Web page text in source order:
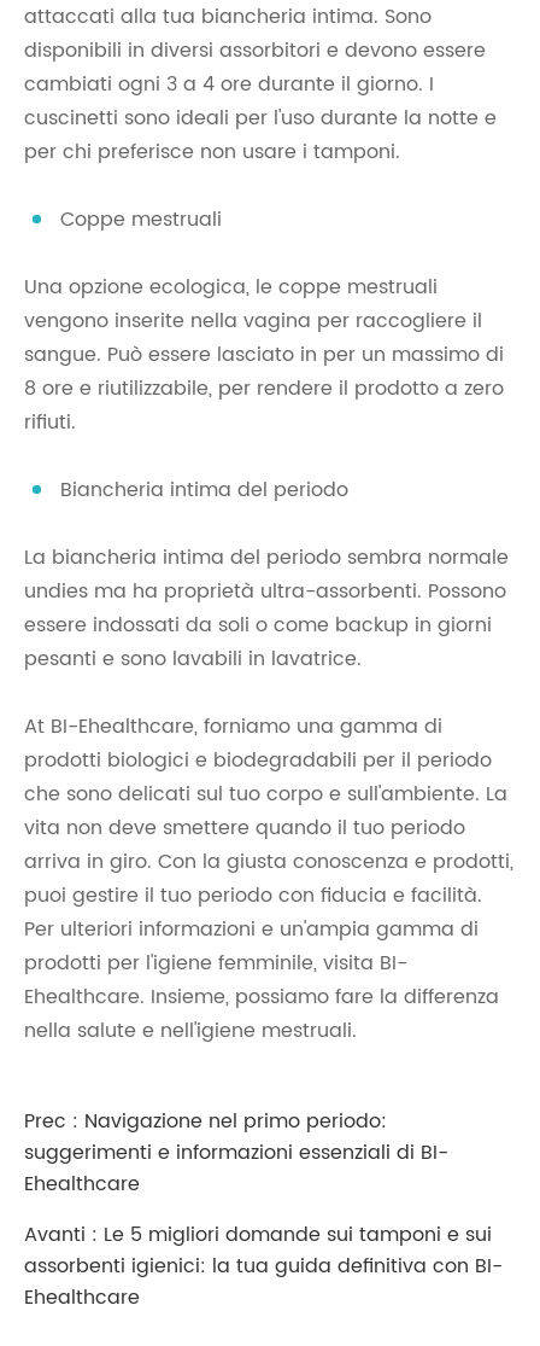
attaccati alla tua biancheria intima. Sono
disponibili in diversi assorbitori e devono essere
cambiati ogni 3 a 4 ore durante il giorno. I
cuscinetti sono ideali per l'uso durante la notte e
per chi preferisce non usare i tamponi.
Coppe mestruali
Una opzione ecologica, le coppe mestruali
vengono inserite nella vagina per raccogliere il
sangue. Può essere lasciato in per un massimo di
8 ore e riutilizzabile, per rendere il prodotto a zero
rifiuti.
Biancheria intima del periodo
La biancheria intima del periodo sembra normale
undies ma ha proprietà ultra-assorbenti. Possono
essere indossati da soli o come backup in giorni
pesanti e sono lavabili in lavatrice.
At BI-Ehealthcare, forniamo una gamma di
prodotti biologici e biodegradabili per il periodo
che sono delicati sul tuo corpo e sull'ambiente. La
vita non deve smettere quando il tuo periodo
arriva in giro. Con la giusta conoscenza e prodotti,
puoi gestire il tuo periodo con fiducia e facilità.
Per ulteriori informazioni e un'ampia gamma di
prodotti per l'igiene femminile, visita BI-
Ehealthcare. Insieme, possiamo fare la differenza
nella salute e nell'igiene mestruali.
Prec : Navigazione nel primo periodo:
suggerimenti e informazioni essenziali di BI-
Ehealthcare
Avanti : Le 5 migliori domande sui tamponi e sui
assorbenti igienici: la tua guida definitiva con BI-
Ehealthcare